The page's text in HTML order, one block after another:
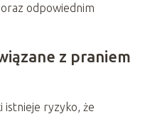
odpowiednim
z praniem
istnieje ryzyko, że